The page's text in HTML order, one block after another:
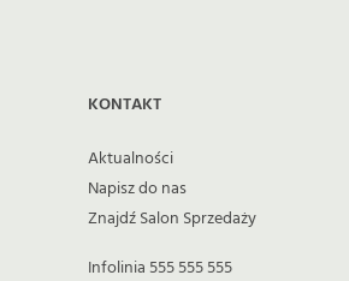
KONTAKT
Aktualności
Napisz do nas
Znajdź Salon Sprzedaży
Infolinia 555 555 555